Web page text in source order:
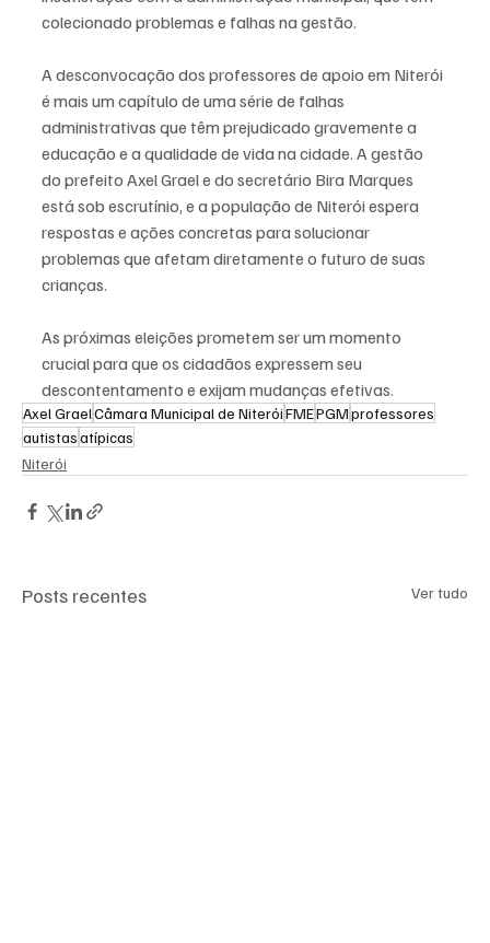
colecionado problemas e falhas na gestão.
A desconvocação dos professores de apoio em Niterói
é mais um capítulo de uma série de falhas
administrativas que têm prejudicado gravemente a
educação e a qualidade de vida na cidade. A gestão
do prefeito Axel Grael e do secretário Bira Marques
está sob escrutínio, e a população de Niterói espera
respostas e ações concretas para solucionar
problemas que afetam diretamente o futuro de suas
crianças.
As próximas eleições prometem ser um momento
crucial para que os cidadãos expressem seu
descontentamento e exijam mudanças efetivas.
Axel GraelCâmara Municipal de NiteróiFMEPGMprofessores
autistasatípicas
Niterói
Posts recentes Ver tudo